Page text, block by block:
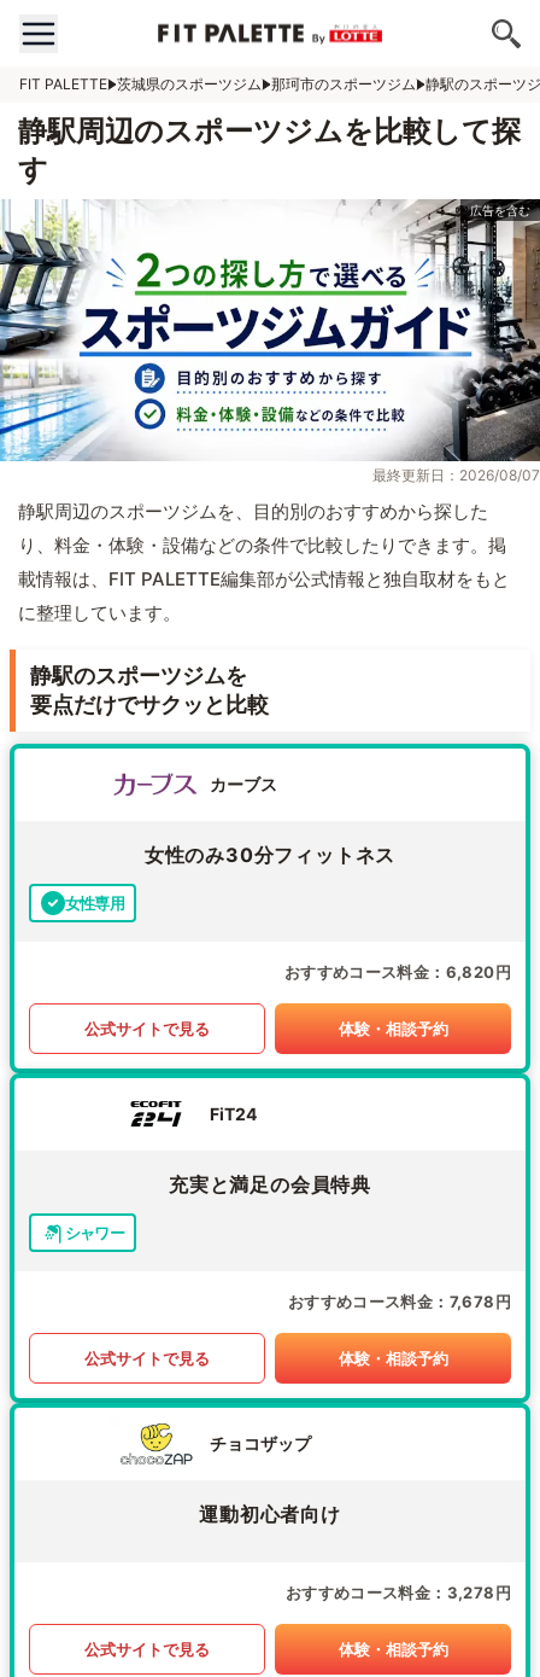
FIT PALETTE 茨城県のスポーツジム 那珂市のスポーツジム 静駅のスポーツ
静駅周辺のスポーツジムを比較して探
す
最終更新日：2026/08/07
静駅周辺のスポーツジムを、目的別のおすすめから探した
り、料金・体験・設備などの条件で比較したりできます。掲
載情報は、FIT PALETTE編集部が公式情報と独自取材をもと
に整理しています。
静駅のスポーツジムを
要点だけでサクッと比較
カーブス
女性のみ30分フィットネス
女性専用
おすすめコース料金 6,820円
公式サイトで見る 体験・相談予約
FiT24
充実と満足の会員特典
シャワー
おすすめコース料金 7,678円
公式サイトで見る 体験・相談予約
チョコザップ
運動初心者向け
おすすめコース料金 3,278円
公式サイトで見る 体験・相談予約